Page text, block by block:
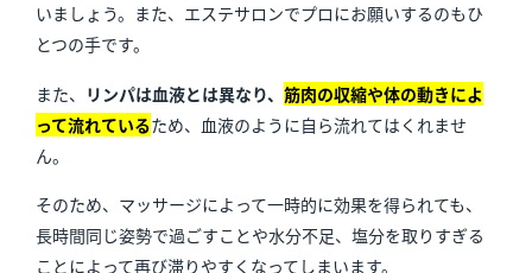
いましょう。また、エステサロンでプロにお願いするのもひ
とつの手です。
また、 リンパは血液とは異なり、 筋肉の収縮や体の動きによ
って流れているため、血液のように自ら流れてはくれませ
ん。
そのため、マッサージによって一時的に効果を得られても、
長時間同じ姿勢で過ごすことや水分不足、塩分を取りすぎる
ことによって再び滞りやすくなってしまいます。